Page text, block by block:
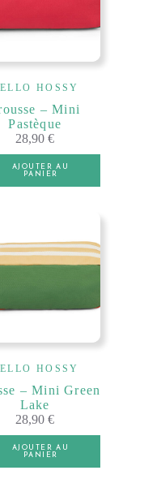
HOSSY
– Mini
Pastèque
28,90€
AJOUTER AU
PANIER
HOSSY
– Mini Green
Lake
28,90€
AJOUTER AU
PANIER